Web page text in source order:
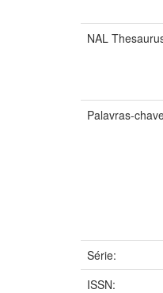
NAL
Palavras-
Série:
ISSN: